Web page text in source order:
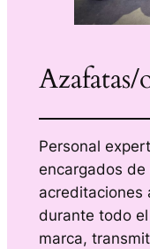
Azafatas/
Personal
encargados
acreditaciones
durante todo
marca,